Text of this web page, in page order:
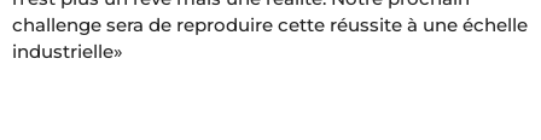
challenge sera de reproduire cette réussite à une échelle
industrielle»